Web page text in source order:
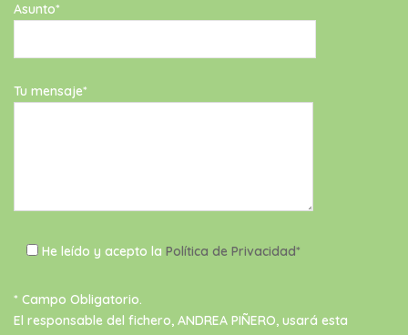
Asunto*
Tu mensaje*
He leído y acepto la Política de Privacidad*
* Campo Obligatorio.
El responsable del fichero, ANDREA PIÑERO, usará esta